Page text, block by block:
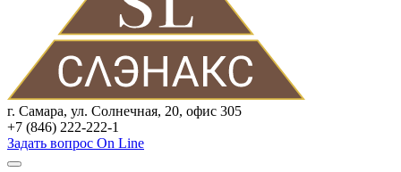
г. Самара, ул. Солнечная, 20, офис 305
+7 (846) 222-222-1
Задать вопрос On Line